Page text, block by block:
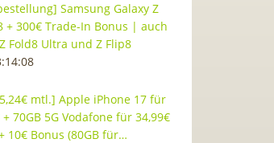
Samsung Galaxy Z
+ 300€ Trade-In Bonus | auch
Fold8 Ultra und Z Flip8
mtl.] Apple iPhone 17 für
+ 70GB 5G Vodafone für 34,99€
10€ Bonus (80GB für…